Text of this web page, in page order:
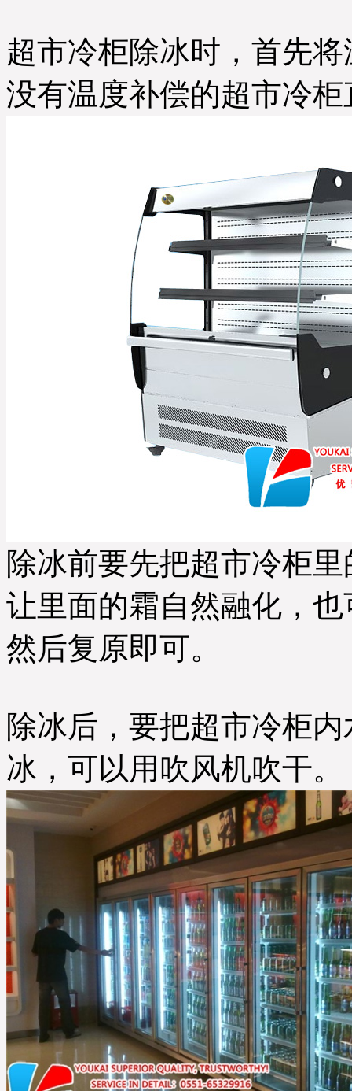
超市冷柜除冰时，首先
没有温度补偿的超市冷
除冰前要先把超市冷柜
让里面的霜自然融化，
然后复原即可。
除冰后，要把超市冷柜
冰，可以用吹风机吹干。